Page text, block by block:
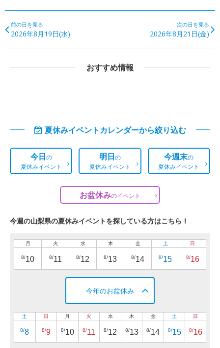
前の日を見る
2026年8月19日(水)
次の日を見る
2026年8月21日(金)
おすすめ情報
夏休みイベントカレンダーから絞り込む
今日の
夏休みイベント
明日の
夏休みイベント
今週末の
夏休みイベント
お盆休みのイベント
今週の山梨県の夏休みイベントを探している方はこちら！
月
8/10
火
8/11
水
8/12
木
8/13
金
8/14
土
8/15
日
8/16
今年のお盆休み
土
8/8
日
8/9
月
8/10
火
8/11
水
8/12
木
8/13
金
8/14
土
8/15
日
8/16